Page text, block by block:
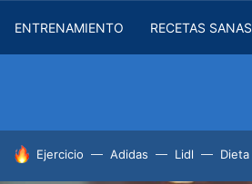
ENTRENAMIENTO RECETAS SANAS
HOY SE HABLA DE
Ejercicio Adidas Lidl Dieta